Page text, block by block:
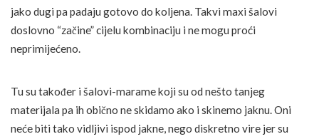
jako dugi pa padaju gotovo do koljena. Takvi maxi šalovi
doslovno “začine” cijelu kombinaciju i ne mogu proći
neprimijećeno.
Tu su također i šalovi-marame koji su od nešto tanjeg
materijala pa ih obično ne skidamo ako i skinemo jaknu. Oni
neće biti tako vidljivi ispod jakne, nego diskretno vire jer su